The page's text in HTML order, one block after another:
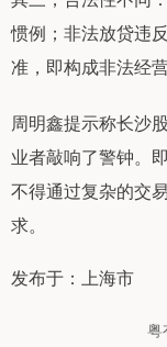
惯例；非法放贷违
准，即构成非法经营
周明鑫提示称长沙
业者敲响了警钟。
不得通过复杂的交
求。
发布于：上海市
粤